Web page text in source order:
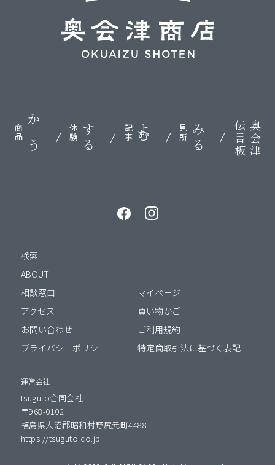
かう
商品 する
体験 よむ
記事 みる
見所 奥会津
伝言板
検索
ABOUT
相談窓口
アクセス
お問い合わせ
プライバシーポリシー
マイページ
買い物かご
ご利用規約
特定商取引法に基づく表記
運営会社
tsuguto合同会社
〒968-0102
福島県大沼郡昭和村野尻元町4488
https://tsuguto.co.jp